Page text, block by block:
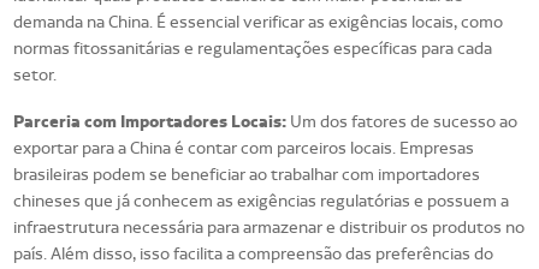
demanda na China. É essencial verificar as exigências locais, como
normas fitossanitárias e regulamentações específicas para cada
setor.
Parceria com Importadores Locais: Um dos fatores de sucesso ao
exportar para a China é contar com parceiros locais. Empresas
brasileiras podem se beneficiar ao trabalhar com importadores
chineses que já conhecem as exigências regulatórias e possuem a
infraestrutura necessária para armazenar e distribuir os produtos no
país. Além disso, isso facilita a compreensão das preferências do